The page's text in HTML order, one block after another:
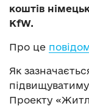
коштів
KfW.
Про це
Як
Проекту